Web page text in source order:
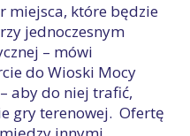
miejsca, które będzie
jednoczesnym
– mówi
do Wioski Mocy
aby do niej trafić,
gry terenowej. Ofertę